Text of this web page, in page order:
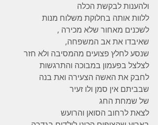
ולהענות לבקשת הכלה
ללוות אותה בחלוקת משלוח מנות
לשכנים מאחור שלא מכירה ,
שאיבדו את אב המשפחה,
שנסע לחלץ פצועים מהמסיבה ולא חזר
לצלצל בפעמון במבוכה והתרגשות
לחבק את האשה הצעירה ואת בנה
שבביתם אין סמן ולו זעיר
של שמחת החג
לצאת לרחוב הסואן והרועש